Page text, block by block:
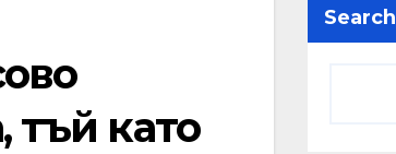
тъй като
Search